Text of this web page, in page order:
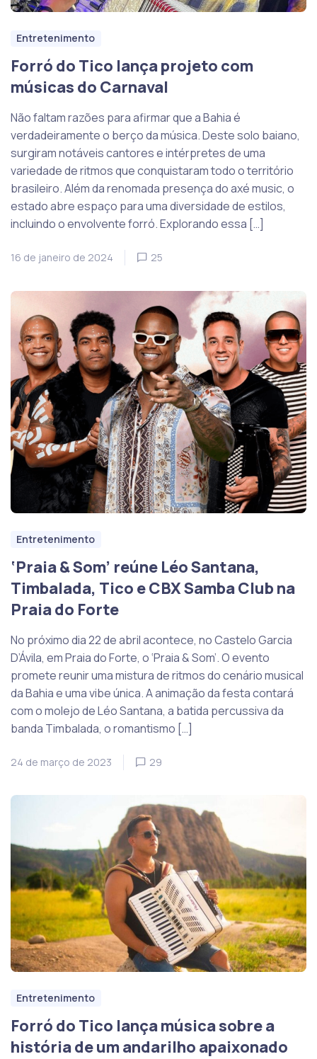
Entretenimento
Forró do Tico lança projeto com
músicas do Carnaval
Não faltam razões para afirmar que a Bahia é
verdadeiramente o berço da música. Deste solo baiano,
surgiram notáveis cantores e intérpretes de uma
variedade de ritmos que conquistaram todo o território
brasileiro. Além da renomada presença do axé music, o
estado abre espaço para uma diversidade de estilos,
incluindo o envolvente forró. Explorando essa […]
16 de janeiro de 2024 25
Entretenimento
‘Praia & Som’ reúne Léo Santana,
Timbalada, Tico e CBX Samba Club na
Praia do Forte
No próximo dia 22 de abril acontece, no Castelo Garcia
D’Ávila, em Praia do Forte, o ‘Praia & Som’. O evento
promete reunir uma mistura de ritmos do cenário musical
da Bahia e uma vibe única. A animação da festa contará
com o molejo de Léo Santana, a batida percussiva da
banda Timbalada, o romantismo […]
24 de março de 2023 29
Entretenimento
Forró do Tico lança música sobre a
história de um andarilho apaixonado